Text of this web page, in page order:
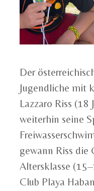
Der
Jugendliche mit
Lazzaro Riss (18
weiterhin seine
gewann Riss die
Altersklasse
Club Playa